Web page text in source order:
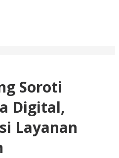
Soroti
Digital,
Layanan